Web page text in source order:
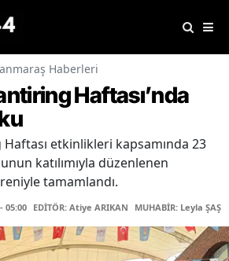
Haberleri
Haftası’nda
etkinlikleri kapsamında 23
katılımıyla düzenlenen
tamamlandı.
05:00 EDİTÖR: Atiye ARIKAN MUHABİR: Leyla ŞAŞTI